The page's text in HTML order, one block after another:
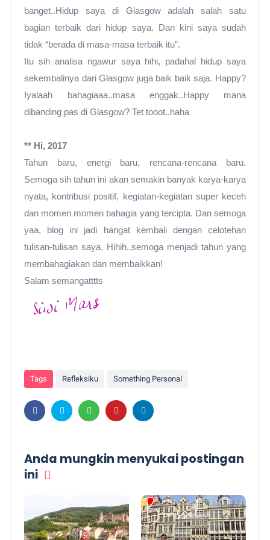
banget..Hidup saya di Glasgow adalah salah satu
bagian terbaik dari hidup saya. Dan kini saya sudah
tidak “berada di masa-masa terbaik itu”.
Itu sih analisa ngawur saya hihi, padahal hidup saya
sekembalinya dari Glasgow juga baik baik saja. Happy?
Iyalaah
bahagiaaa..masa enggak..Happy mana
dibanding pas di Glasgow? Tet tooot..haha
** Hi, 2017
Tahun baru, energi baru, rencana-rencana baru.
Semoga sih tahun ini akan semakin banyak karya-karya
nyata, kontribusi positif, kegiatan-kegiatan super keceh
dan momen momen bahagia yang tercipta. Dan semoga
yaa, blog ini jadi hangat kembali dengan celotehan
tulisan-tulisan saya. Hihih..semoga menjadi tahun yang
membahagiakan dan membaikkan!
Salam semangatttts
Tags Refleksiku Something Personal
Anda mungkin menyukai postingan
ini